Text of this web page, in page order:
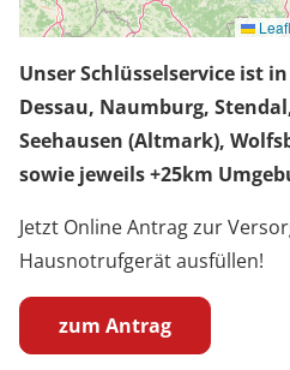
Unser Schlüsselservice ist
Dessau, Naumburg,
Seehausen (Altmark),
sowie jeweils +25km
Jetzt Online Antrag zur
Hausnotrufgerät ausfüllen!
zum Antrag